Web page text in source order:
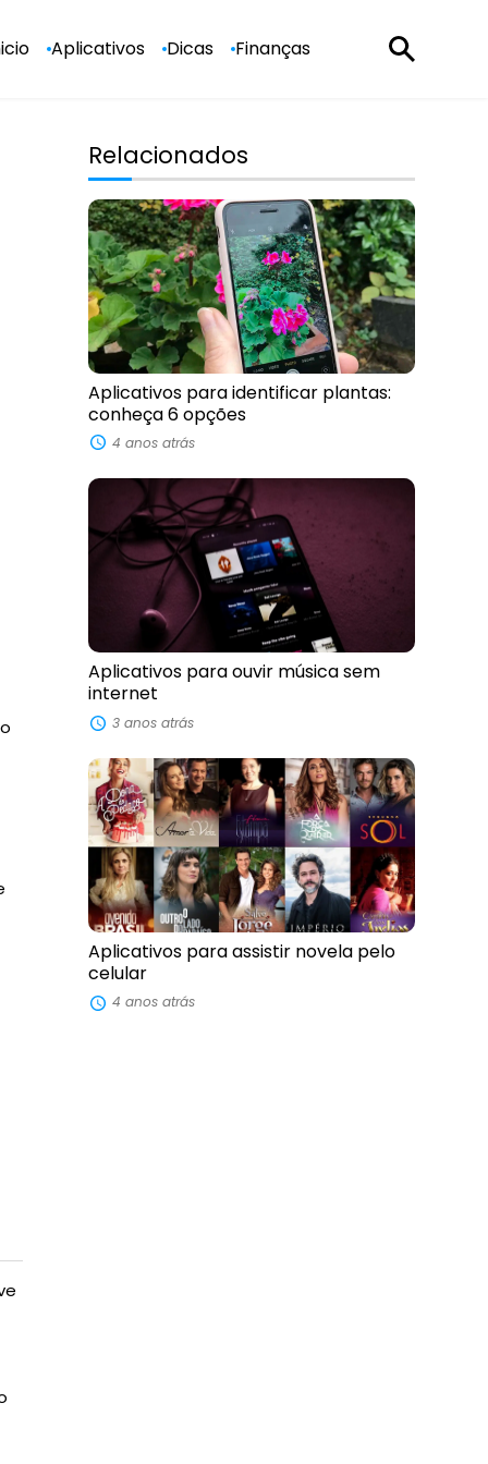
Aplicativos Dicas Finanças
Relacionados
Aplicativos para identificar plantas:
conheça 6 opções
4 anos atrás
Aplicativos para ouvir música sem
internet
3 anos atrás
Aplicativos para assistir novela pelo
celular
4 anos atrás